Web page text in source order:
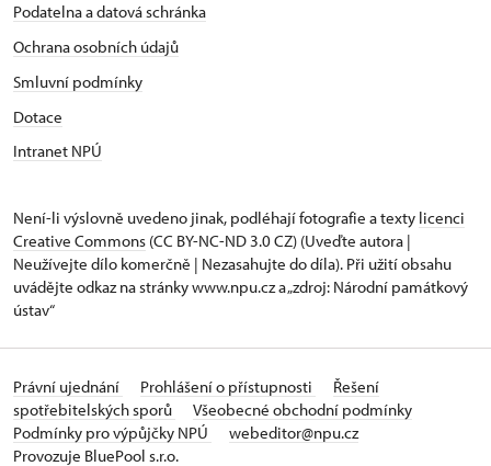
Podatelna a datová schránka
Ochrana osobních údajů
Smluvní podmínky
Dotace
Intranet NPÚ
Není-li výslovně uvedeno jinak, podléhají fotografie a texty licenci
Creative Commons (CC BY-NC-ND 3.0 CZ) (Uveďte autora |
Neužívejte dílo komerčně | Nezasahujte do díla). Při užití obsahu
uvádějte odkaz na stránky www.npu.cz a „zdroj: Národní památkový
ústav“
Právní ujednání Prohlášení o přístupnosti
Řešení
spotřebitelských sporů
Všeobecné obchodní podmínky
Podmínky pro výpůjčky NPÚ
webeditor@npu.cz
Provozuje BluePool s.r.o.